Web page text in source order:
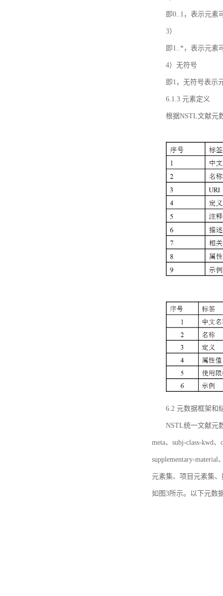
即0..1，表示元素
3）
即1..*，表示元素
4）无符号
即1，无符号表示
6.1.3 元素定义
根据NSTL文献元
6.2 元数据框架和
NSTL统一文献元
meta、subj-class-kwd
supplementary-
元素集、项目元素集
如图3所示。以下元数